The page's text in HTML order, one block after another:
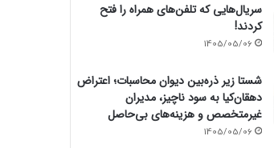
سریال‌هایی که تلفن‌های همراه را فتح
کردند!
1405/05/06
شستا زیر ذره‌بین دیوان محاسبات؛ اعتراض
دهقان‌کیا به سود ناچیز، مدیران
غیرمتخصص و هزینه‌های بی‌حاصل
1405/05/06